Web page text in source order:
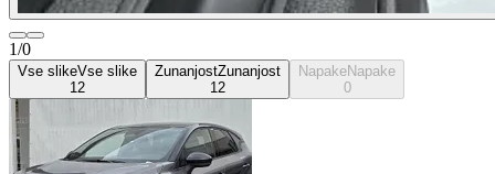
1/0
Vse slikeVse slike
12
ZunanjostZunanjost
12
NapakeNapake
0